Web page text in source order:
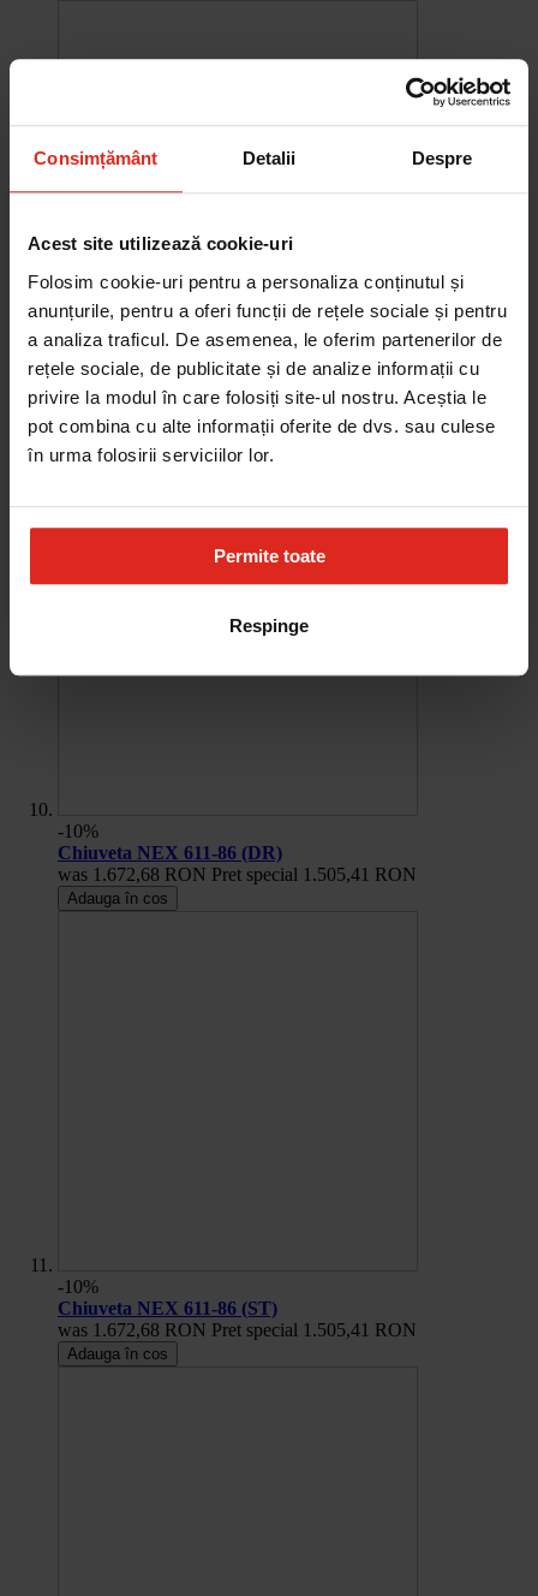
Consimțământ Detalii Despre
Acest site utilizează cookie-uri
Folosim cookie-uri pentru a personaliza conținutul și
anunțurile, pentru a oferi funcții de rețele sociale și pentru
a analiza traficul. De asemenea, le oferim partenerilor de
rețele sociale, de publicitate și de analize informații cu
privire la modul în care folosiți site-ul nostru. Aceștia le
pot combina cu alte informații oferite de dvs. sau culese
în urma folosirii serviciilor lor.
Permite toate
Respinge
-10%
Chiuveta Maris MRG 610-60
was 2.578,27 RON Pret special 2.320,44 RON
-10%
Chiuveta NEX 611-86 (DR)
was 1.672,68 RON Pret special 1.505,41 RON
Adauga în cos
-10%
Chiuveta NEX 611-86 (ST)
was 1.672,68 RON Pret special 1.505,41 RON
Adauga în cos